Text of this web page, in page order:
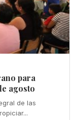
para
agosto
de las